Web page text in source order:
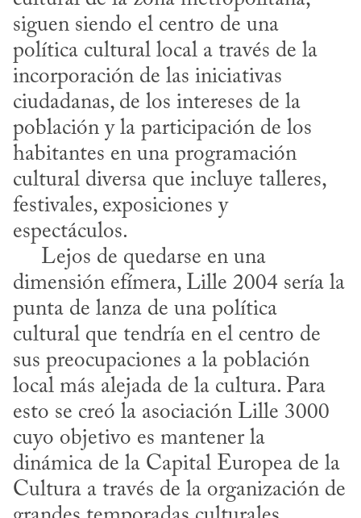
siguen siendo el centro de una
política cultural local a través de la
incorporación de las iniciativas
ciudadanas, de los intereses de la
población y la participación de los
habitantes en una programación
cultural diversa que incluye talleres,
festivales, exposiciones y
espectáculos.
dimensión efímera, Lille 2004 sería la
punta de lanza de una política
cultural que tendría en el centro de
sus preocupaciones a la población
local más alejada de la cultura. Para
esto se creó la asociación Lille 3000
cuyo objetivo es mantener la
dinámica de la Capital Europea de la
Cultura a través de la organización de